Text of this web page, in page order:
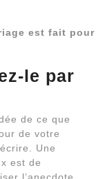
est fait pour
le par
de ce que
de votre
Une
est de